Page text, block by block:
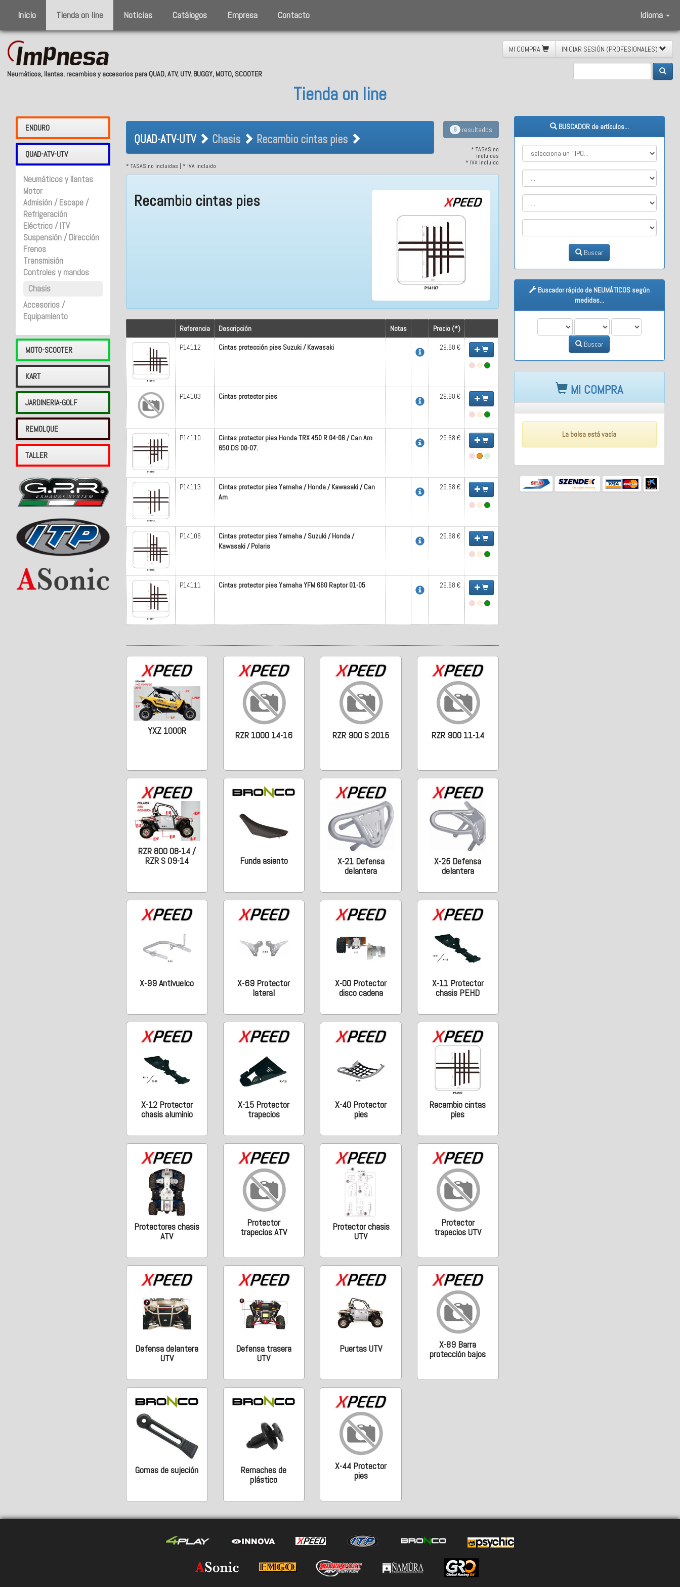
Inicio Tienda on line Noticias Catálogos Empresa Contacto Idioma
Neumáticos, llantas, recambios y accesorios para QUAD, ATV, UTV, BUGGY, MOTO, SCOOTER
MI COMPRA INICIAR SESIÓN (PROFESIONALES)
Tienda on line
ENDURO
QUAD-ATV-UTV
Neumáticos y llantas
Motor
Admisión / Escape /
Refrigeración
Eléctrico / ITV
Suspensión / Dirección
Frenos
Transmisión
Controles y mandos
Chasis
Accesorios /
Equipamiento
MOTO-SCOOTER
KART
JARDINERIA-GOLF
REMOLQUE
TALLER
QUAD-ATV-UTV Chasis Recambio cintas pies
QUAD-ATV-UTV Chasis Recambio cintas pies
6 resultados
* TASAS no
incluidas
* IVA incluido
* TASAS no incluidas | * IVA incluido
Recambio cintas pies
Referencia Descripción Notas Precio (*)
P14112 Cintas protección pies Suzuki / Kawasaki 29.68 €
P14103 Cintas protector pies 29.68 €
P14110
Cintas protector pies Honda TRX 450 R 04-06 / Can Am
650 DS 00-07.
29.68 €
P14113
Cintas protector pies Yamaha / Honda / Kawasaki / Can
Am
29.68 €
P14106
Cintas protector pies Yamaha / Suzuki / Honda /
Kawasaki / Polaris
29.68 €
P14111 Cintas protector pies Yamaha YFM 660 Raptor 01-05 29.68 €
YXZ 1000R RZR 1000 14-16 RZR 900 S 2015 RZR 900 11-14
RZR 800 08-14 /
RZR S 09-14
Funda asiento
X-21 Defensa
delantera
X-25 Defensa
delantera
X-99 Antivuelco
X-69 Protector
lateral
X-00 Protector
disco cadena
X-11 Protector
chasis PEHD
X-12 Protector
chasis aluminio
X-15 Protector
trapecios
X-40 Protector
pies
Recambio cintas
pies
Protectores chasis
ATV
Protector
trapecios ATV
Protector chasis
UTV
Protector
trapecios UTV
Defensa delantera
UTV
Defensa trasera
UTV
Puertas UTV
X-89 Barra
protección bajos
Gomas de sujeción
Remaches de
plástico
X-44 Protector
pies
BUSCADOR de artículos...
Buscar
Buscador rápido de NEUMÁTICOS según
medidas...
M1 M2 M3
Buscar
MI COMPRA
La bolsa está vacía